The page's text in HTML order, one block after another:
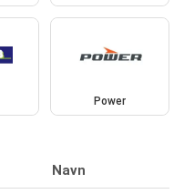
Power
Navn